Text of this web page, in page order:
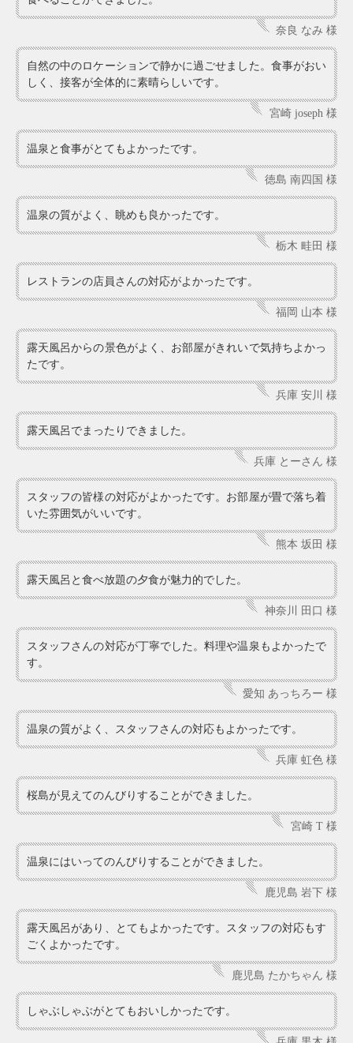
奈良 なみ 様
自然の中のロケーションで静かに過ごせました。食事がおい
しく、接客が全体的に素晴らしいです。
宮崎 joseph 様
温泉と食事がとてもよかったです。
徳島 南四国 様
温泉の質がよく、眺めも良かったです。
栃木 畦田 様
レストランの店員さんの対応がよかったです。
福岡 山本 様
露天風呂からの景色がよく、お部屋がきれいで気持ちよかっ
たです。
兵庫 安川 様
露天風呂でまったりできました。
兵庫 とーさん 様
スタッフの皆様の対応がよかったです。お部屋が畳で落ち着
いた雰囲気がいいです。
熊本 坂田 様
露天風呂と食べ放題の夕食が魅力的でした。
神奈川 田口 様
スタッフさんの対応が丁寧でした。料理や温泉もよかったで
す。
愛知 あっちろー 様
温泉の質がよく、スタッフさんの対応もよかったです。
兵庫 虹色 様
桜島が見えてのんびりすることができました。
宮崎 T 様
温泉にはいってのんびりすることができました。
鹿児島 岩下 様
露天風呂があり、とてもよかったです。スタッフの対応もす
ごくよかったです。
鹿児島 たかちゃん 様
しゃぶしゃぶがとてもおいしかったです。